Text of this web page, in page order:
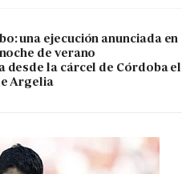
una ejecución anunciada en
de verano
desde la cárcel de Córdoba el
Argelia